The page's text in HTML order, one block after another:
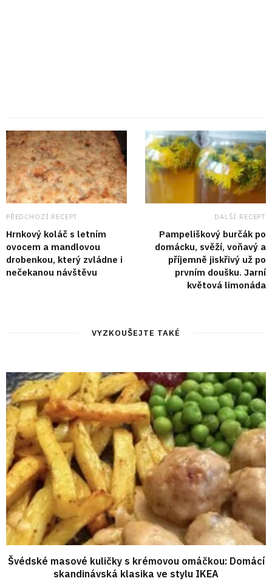
PŘEDCHOZÍ RECEPT
Hrnkový koláč s letním
ovocem a mandlovou
drobenkou, který zvládne i
nečekanou návštěvu
DALŠÍ RECEPT
Pampeliškový burčák po
domácku, svěží, voňavý a
příjemně jiskřivý už po
prvním doušku. Jarní
květová limonáda
VYZKOUŠEJTE TAKÉ
Švédské masové kuličky s krémovou omáčkou: Domácí
skandinávská klasika ve stylu IKEA